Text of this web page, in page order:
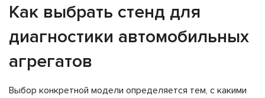
Как выбрать стенд для
диагностики автомобильных
агрегатов
Выбор конкретной модели определяется тем, с какими